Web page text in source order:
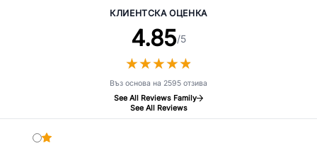
КЛИЕНТСКА ОЦЕНКА
4.85/5
★★★★★
★★★★★
Въз основа на 2595 отзива
See All Reviews Family
See All Reviews